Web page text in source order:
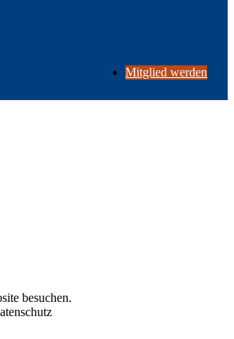
Mitglied werden
besuchen.